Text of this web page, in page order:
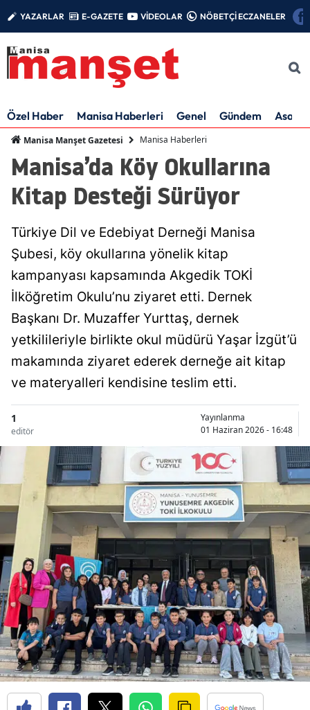
YAZARLAR E-GAZETE VİDEOLAR NÖBETÇİ ECZANELER
Özel Haber Manisa Haberleri Genel Gündem Asayiş
Manisa Manşet Gazetesi Manisa Haberleri
Manisa’da Köy Okullarına
Kitap Desteği Sürüyor
Türkiye Dil ve Edebiyat Derneği Manisa
Şubesi, köy okullarına yönelik kitap
kampanyası kapsamında Akgedik TOKİ
İlköğretim Okulu’nu ziyaret etti. Dernek
Başkanı Dr. Muzaffer Yurttaş, dernek
yetkilileriyle birlikte okul müdürü Yaşar İzgüt’ü
makamında ziyaret ederek derneğe ait kitap
ve materyalleri kendisine teslim etti.
1
editör
Yayınlanma
01 Haziran 2026 - 16:48